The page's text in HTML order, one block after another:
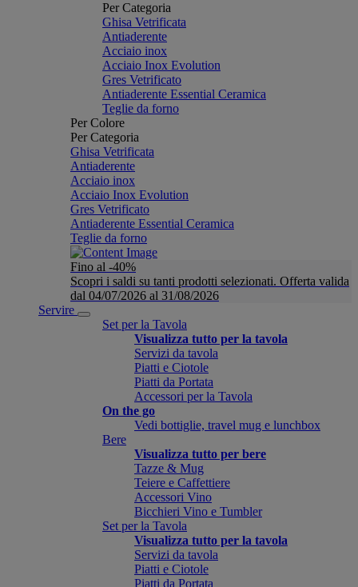
Per Categoria
Ghisa Vetrificata
Antiaderente
Acciaio inox
Acciaio Inox Evolution
Gres Vetrificato
Antiaderente Essential Ceramica
Teglie da forno
Per Colore
Per Categoria
Ghisa Vetrificata
Antiaderente
Acciaio inox
Acciaio Inox Evolution
Gres Vetrificato
Antiaderente Essential Ceramica
Teglie da forno
Fino al -40%
Scopri i saldi su tanti prodotti selezionati. Offerta valida
dal 04/07/2026 al 31/08/2026
Servire
Set per la Tavola
Visualizza tutto per la tavola
Servizi da tavola
Piatti e Ciotole
Piatti da Portata
Accessori per la Tavola
On the go
Vedi bottiglie, travel mug e lunchbox
Bere
Visualizza tutto per bere
Tazze & Mug
Teiere e Caffettiere
Accessori Vino
Bicchieri Vino e Tumbler
Set per la Tavola
Visualizza tutto per la tavola
Servizi da tavola
Piatti e Ciotole
Piatti da Portata